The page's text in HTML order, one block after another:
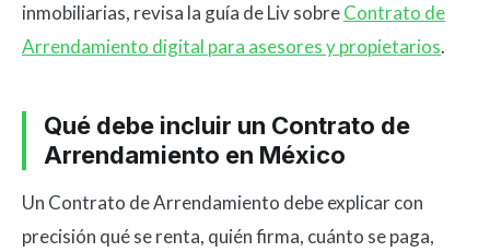
inmobiliarias, revisa la guía de Liv sobreContrato de
Arrendamiento digital para asesores y propietarios.
Qué debe incluir un Contrato de
Arrendamiento en México
Un Contrato de Arrendamiento debe explicar con
precisión qué se renta, quién firma, cuánto se paga,